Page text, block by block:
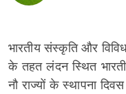
भारतीय संस्कृति और
के तहत लंदन स्थित
नौ राज्यों के स्थापना